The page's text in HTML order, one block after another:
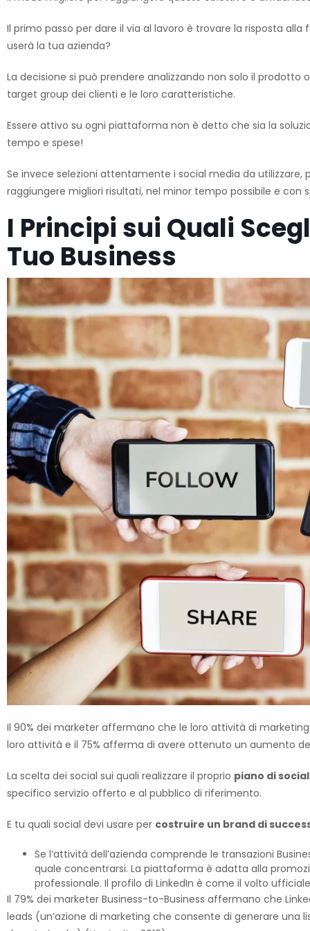
Il primo passo per dare il via al lavoro è trovare la risposta
userà la tua azienda?
La decisione si può prendere analizzando non solo il
target group dei clienti e le loro caratteristiche.
Essere attivo su ogni piattaforma non è detto che sia la
tempo e spese!
Se invece selezioni attentamente i social media da
raggiungere migliori risultati, nel minor tempo possibile e con
I Principi sui Quali
Tuo Business
Il 90% dei marketer affermano che le loro attività di
loro attività e il 75% afferma di avere ottenuto un aumento
La scelta dei social sui quali realizzare il proprio piano di
specifico servizio offerto e al pubblico di riferimento.
E tu quali social devi usare per costruire un brand di
Se l’attività dell’azienda comprende le transazioni
quale concentrarsi. La piattaforma è adatta alla
professionale. Il profilo di LinkedIn è come il volto
Il 79% dei marketer Business-to-Business affermano che
leads (un’azione di marketing che consente di generare una